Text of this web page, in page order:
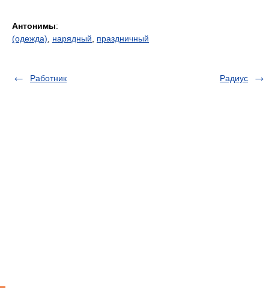
Антонимы:
(одежда)
нарядный праздничный
Работник Радиус